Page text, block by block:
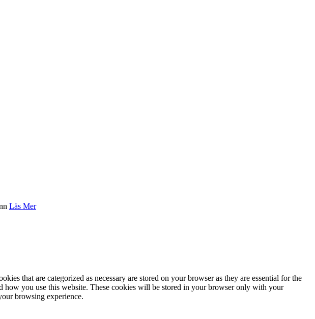
Läs Mer
that are categorized as necessary are stored on your browser as they are essential for the
how you use this website. These cookies will be stored in your browser only with your
browsing experience.